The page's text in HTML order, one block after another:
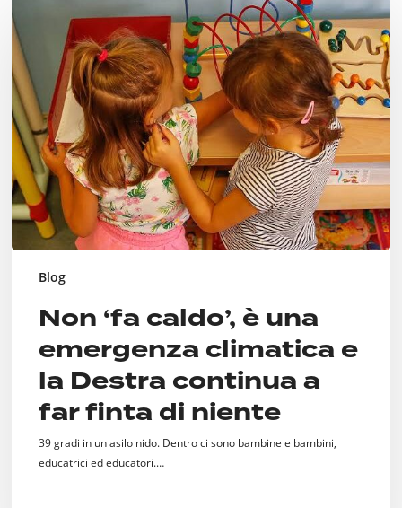
Blog
‘fa
caldo’,
una
emergenza
climatica
e
la
Destra
continua
a
far
finta
Non ‘fa caldo’, è una
emergenza climatica e
la Destra continua a
far finta di niente
39 gradi in un asilo nido. Dentro ci sono bambine e bambini,
educatrici ed educatori.…